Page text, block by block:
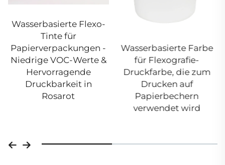
Wasserbasierte Flexo-
Tinte für
Papierverpackungen -
Niedrige VOC-Werte &
Hervorragende
Druckbarkeit in
Rosarot
Wasserbasierte Farbe
für Flexografie-
Druckfarbe, die zum
Drucken auf
Papierbechern
verwendet wird